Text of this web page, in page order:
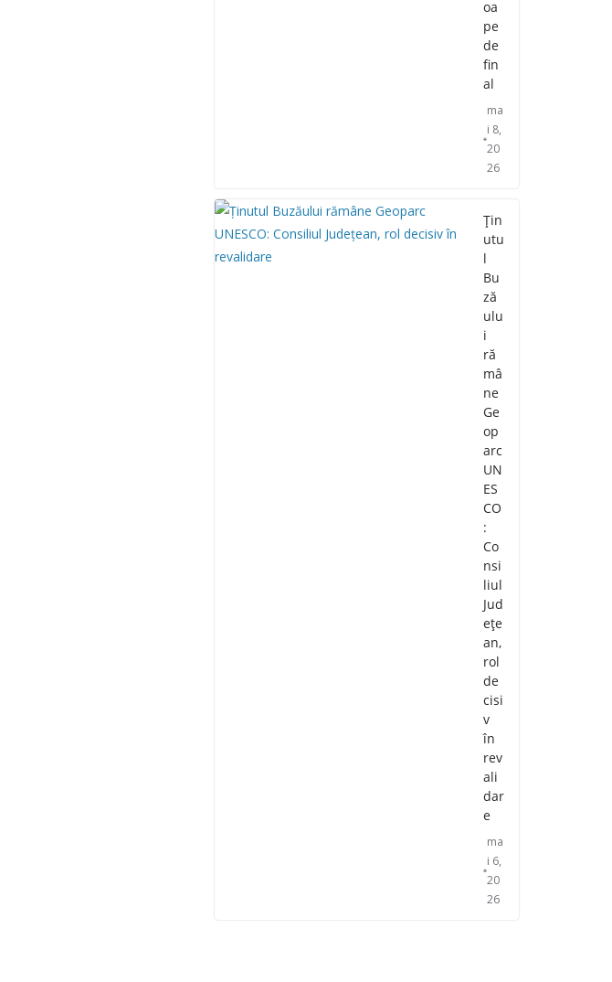
oa
pe
de
fin
al
ma
i 8,
20
26
Țin
utu
l
Bu
ză
ulu
i
ră
mâ
ne
Ge
op
arc
UN
ES
CO
:
Co
nsi
liul
Jud
ețe
an,
rol
de
cisi
v
în
rev
ali
dar
e
ma
i 6,
20
26